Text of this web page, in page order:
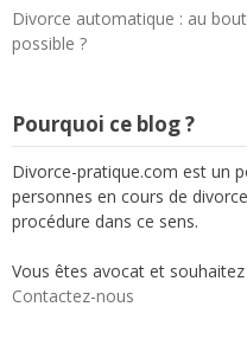
Divorce automatique : au
possible ?
Pourquoi ce blog ?
Divorce-pratique.com est un
personnes en cours de
procédure dans ce sens.
Vous êtes avocat et
Contactez-nous